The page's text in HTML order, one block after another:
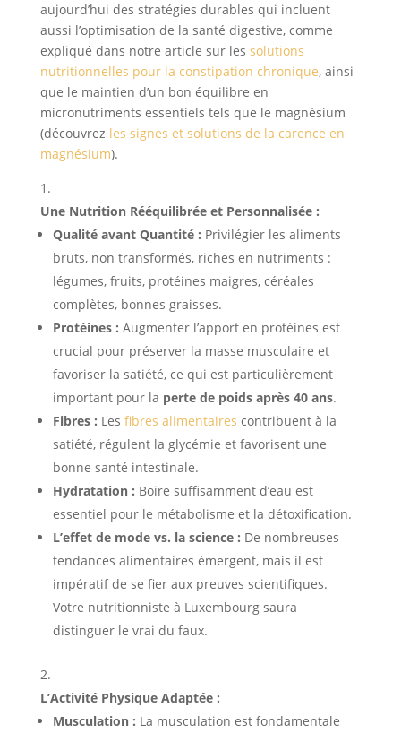
aujourd’hui des stratégies durables qui incluent
aussi l’optimisation de la santé digestive, comme
expliqué dans notre article sur les solutions
nutritionnelles pour la constipation chronique, ainsi
que le maintien d’un bon équilibre en
micronutriments essentiels tels que le magnésium
(découvrez les signes et solutions de la carence en
magnésium).
Une Nutrition Rééquilibrée et Personnalisée :
Qualité avant Quantité : Privilégier les aliments
bruts, non transformés, riches en nutriments :
légumes, fruits, protéines maigres, céréales
complètes, bonnes graisses.
Protéines : Augmenter l’apport en protéines est
crucial pour préserver la masse musculaire et
favoriser la satiété, ce qui est particulièrement
important pour la perte de poids après 40 ans.
Fibres : Les fibres alimentaires contribuent à la
satiété, régulent la glycémie et favorisent une
bonne santé intestinale.
Hydratation : Boire suffisamment d’eau est
essentiel pour le métabolisme et la détoxification.
L’effet de mode vs. la science : De nombreuses
tendances alimentaires émergent, mais il est
impératif de se fier aux preuves scientifiques.
Votre nutritionniste à Luxembourg saura
distinguer le vrai du faux.
L’Activité Physique Adaptée :
Musculation : La musculation est fondamentale